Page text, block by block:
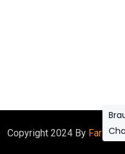
Copyright 2024 By Farido